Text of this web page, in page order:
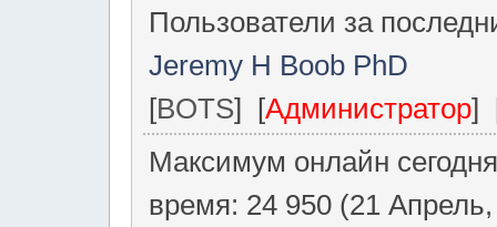
Пользователи за
Jeremy H Boob PhD
[BOTS] [Администратор]
Максимум онлайн
время: 24 950 (21